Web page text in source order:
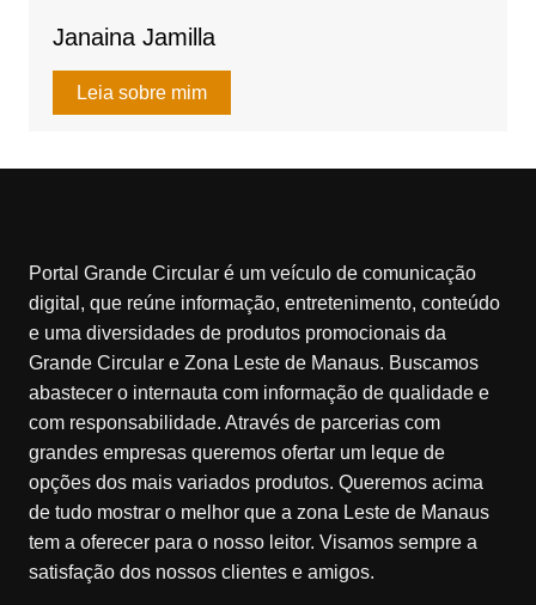
Janaina Jamilla
Leia sobre mim
Portal Grande Circular é um veículo de comunicação
digital, que reúne informação, entretenimento, conteúdo
e uma diversidades de produtos promocionais da
Grande Circular e Zona Leste de Manaus. Buscamos
abastecer o internauta com informação de qualidade e
com responsabilidade. Através de parcerias com
grandes empresas queremos ofertar um leque de
opções dos mais variados produtos. Queremos acima
de tudo mostrar o melhor que a zona Leste de Manaus
tem a oferecer para o nosso leitor. Visamos sempre a
satisfação dos nossos clientes e amigos.